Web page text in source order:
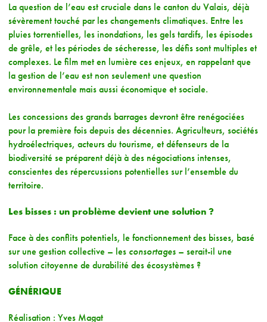
La question de l’eau est cruciale dans le canton du Valais, déjà
sévèrement touché par les changements climatiques. Entre les
pluies torrentielles, les inondations, les gels tardifs, les épisodes
de grêle, et les périodes de sécheresse, les défis sont multiples et
complexes. Le film met en lumière ces enjeux, en rappelant que
la gestion de l’eau est non seulement une question
environnementale mais aussi économique et sociale.
Les concessions des grands barrages devront être renégociées
pour la première fois depuis des décennies. Agriculteurs, sociétés
hydroélectriques, acteurs du tourisme, et défenseurs de la
biodiversité se préparent déjà à des négociations intenses,
conscientes des répercussions potentielles sur l’ensemble du
territoire.
Les bisses : un problème devient une solution ?
Face à des conflits potentiels, le fonctionnement des bisses, basé
sur une gestion collective – les consortages – serait-il une
solution citoyenne de durabilité des écosystèmes ?
GÉNÉRIQUE
Réalisation : Yves Magat